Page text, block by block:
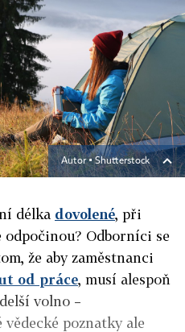
Autor ▪Shutterstock
délka dovolené, při
Odborníci se
že aby zaměstnanci
od práce, musí alespoň
volno –
poznatky ale